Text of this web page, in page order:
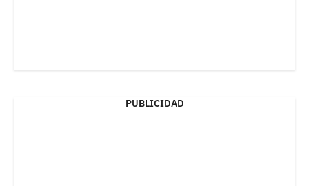
PUBLICIDAD